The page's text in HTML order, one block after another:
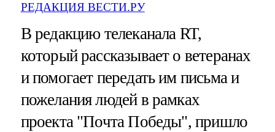
РЕДАКЦИЯ ВЕСТИ.РУ
В редакцию телеканала RT,
который рассказывает о ветеранах
и помогает передать им письма и
пожелания людей в рамках
проекта "Почта Победы", пришло